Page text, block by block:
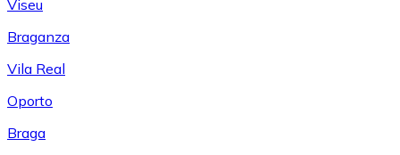
Viseu
Braganza
Vila Real
Oporto
Braga